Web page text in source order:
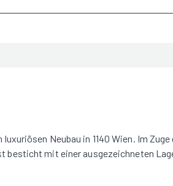
Neubau in 1140 Wien. Im
besticht mit einer ausgezeichneten